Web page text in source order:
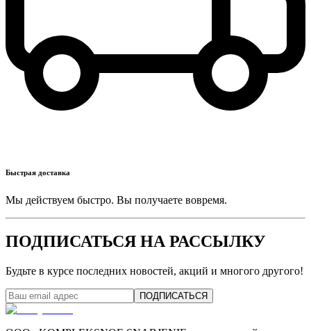
Быстрая доставка
Мы действуем быстро. Вы получаете вовремя.
ПОДПИСАТЬСЯ НА РАССЫЛКУ
Будьте в курсе последних новостей, акций и многого другого!
ПОДПИСАТЬСЯ